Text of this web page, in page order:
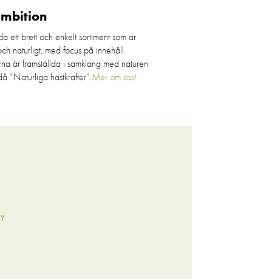
ett brett och enkelt sortiment som är
naturligt, med focus på innehåll.
är framställda i samklang med naturen
”Naturliga hästkrafter”.Mer om oss!